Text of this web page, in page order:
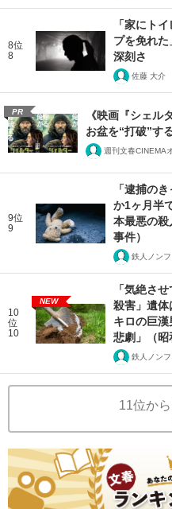
8位
8
「家にト
プを免れ
深刻さ
佐藤 大介
PR
《映画『シェル
お盆を“打破”す
週刊文春CINEMA
9位
9
「逮捕の
か1ヶ月半
本最悪の
事件）
鉄人ノン
10
位
10
NEW
「気絶さ
殺害」遺
キロの巨
悲劇」（昭
鉄人ノン
11位か